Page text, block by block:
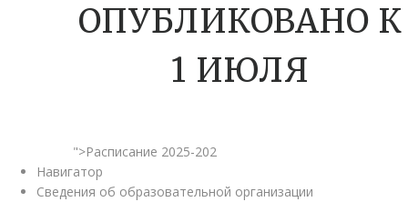
ОПУБЛИКОВАНО К
1 ИЮЛЯ
">Расписание 2025-202
Навигатор
Сведения об образовательной организации